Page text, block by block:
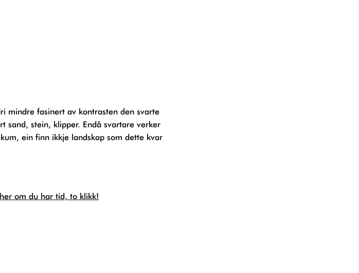
sand, stein, klipper. Endå svartare verker
ein finn ikkje landskap som dette kvar
om du har tid, to klikk!